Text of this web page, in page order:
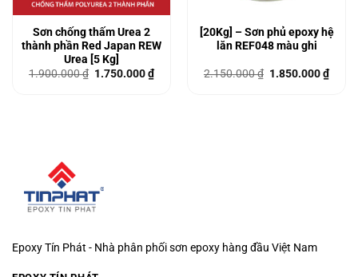
Sơn chống thấm Urea 2
thành phần Red Japan REW
Urea [5 Kg]
1.900.000₫ Giá
1.750.000₫Giá
hiện
[20Kg] – Sơn phủ epoxy hệ
lăn REF048 màu ghi
2.150.000₫ Giá
1.850.000₫Giá
hiện
Epoxy Tín Phát - Nhà phân phối sơn epoxy hàng đầu Việt Nam